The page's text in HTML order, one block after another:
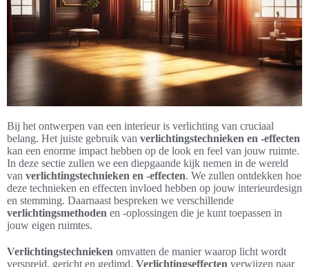
Bij het ontwerpen van een interieur is verlichting van cruciaal
belang. Het juiste gebruik van verlichtingstechnieken en -effecten
kan een enorme impact hebben op de look en feel van jouw ruimte.
In deze sectie zullen we een diepgaande kijk nemen in de wereld
van verlichtingstechnieken en -effecten. We zullen ontdekken hoe
deze technieken en effecten invloed hebben op jouw interieurdesign
en stemming. Daarnaast bespreken we verschillende
verlichtingsmethoden en -oplossingen die je kunt toepassen in
jouw eigen ruimtes.
Verlichtingstechnieken omvatten de manier waarop licht wordt
verspreid, gericht en gedimd. Verlichtingseffecten verwijzen naar